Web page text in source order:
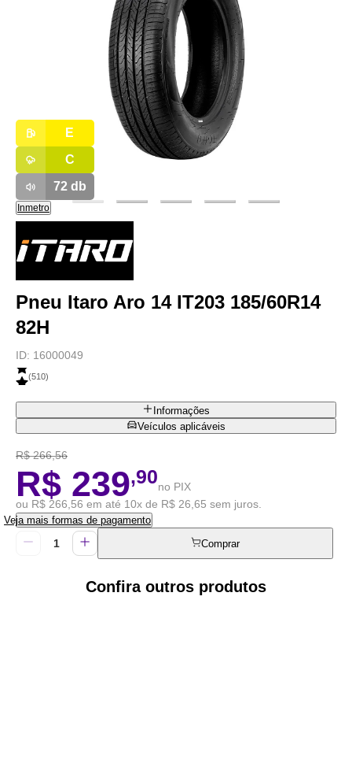
E
C
72db
Inmetro
Pneu Itaro Aro 14 IT203 185/60R14
82H
ID: 16000049
(510)
Informações
Veículos aplicáveis
R$ 266,56
R$ 239,90no PIX
ou R$ 266,56 em até 10x de R$ 26,65 sem juros.
Veja mais formas de pagamento
Comprar
Confira outros produtos